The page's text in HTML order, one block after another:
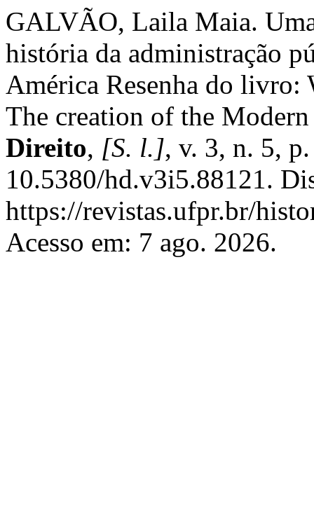
GALVÃO, Laila Maia.
história da administração
América Resenha do livro:
The creation of the
Direito, [S. l.], v. 3, n. 5,
10.5380/hd.v3i5.88121.
https://revistas.ufpr.br/
Acesso em: 7 ago. 2026.